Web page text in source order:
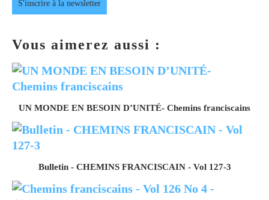
S'inscrire à la newsletter
Vous aimerez aussi :
UN MONDE EN BESOIN D’UNITÉ- Chemins franciscains
Bulletin - CHEMINS FRANCISCAIN - Vol 127-3